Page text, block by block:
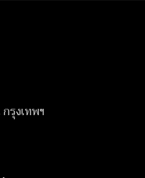
รุงเทพฯ